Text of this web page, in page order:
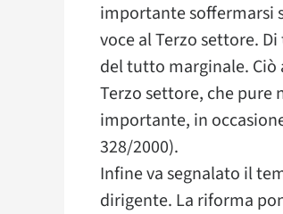
importante soffermarsi
voce al Terzo settore.
del tutto marginale.
Terzo settore, che pure
importante, in
328/2000).
Infine va segnalato il
dirigente. La riforma